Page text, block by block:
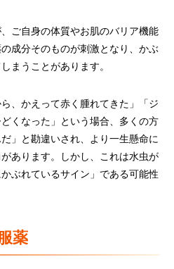
ご自身の体質やお肌のバリア機能
成分そのものが刺激となり、かぶ
まうことがあります。
、かえって赤く腫れてきた」「ジ
くなった」という場合、多くの方
」と勘違いされ、より一生懸命に
あります。しかし、これは水虫が
ぶれているサイン」である可能性
薬